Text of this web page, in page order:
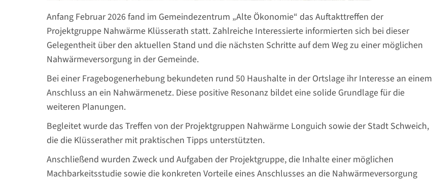
Anfang Februar 2026 fand im Gemeindezentrum „Alte Ökonomie“ das Auftakttreffen der
Projektgruppe Nahwärme Klüsserath statt. Zahlreiche Interessierte informierten sich bei dieser
Gelegentheit über den aktuellen Stand und die nächsten Schritte auf dem Weg zu einer möglichen
Nahwärmeversorgung in der Gemeinde.
Bei einer Fragebogenerhebung bekundeten rund 50 Haushalte in der Ortslage ihr Interesse an einem
Anschluss an ein Nahwärmenetz. Diese positive Resonanz bildet eine solide Grundlage für die
weiteren Planungen.
Begleitet wurde das Treffen von der Projektgruppen Nahwärme Longuich sowie der Stadt Schweich,
die die Klüsserather mit praktischen Tipps unterstützten.
Anschließend wurden Zweck und Aufgaben der Projektgruppe, die Inhalte einer möglichen
Machbarkeitsstudie sowie die konkreten Vorteile eines Anschlusses an die Nahwärmeversorgung